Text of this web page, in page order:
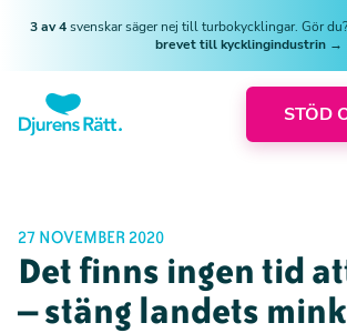
3 av 4svenskar säger nej till turbokycklingar. Gör du?
brevet till kycklingindustrin →
STÖD
27 NOVEMBER 2020
Det finns ingen tid
– stäng landets